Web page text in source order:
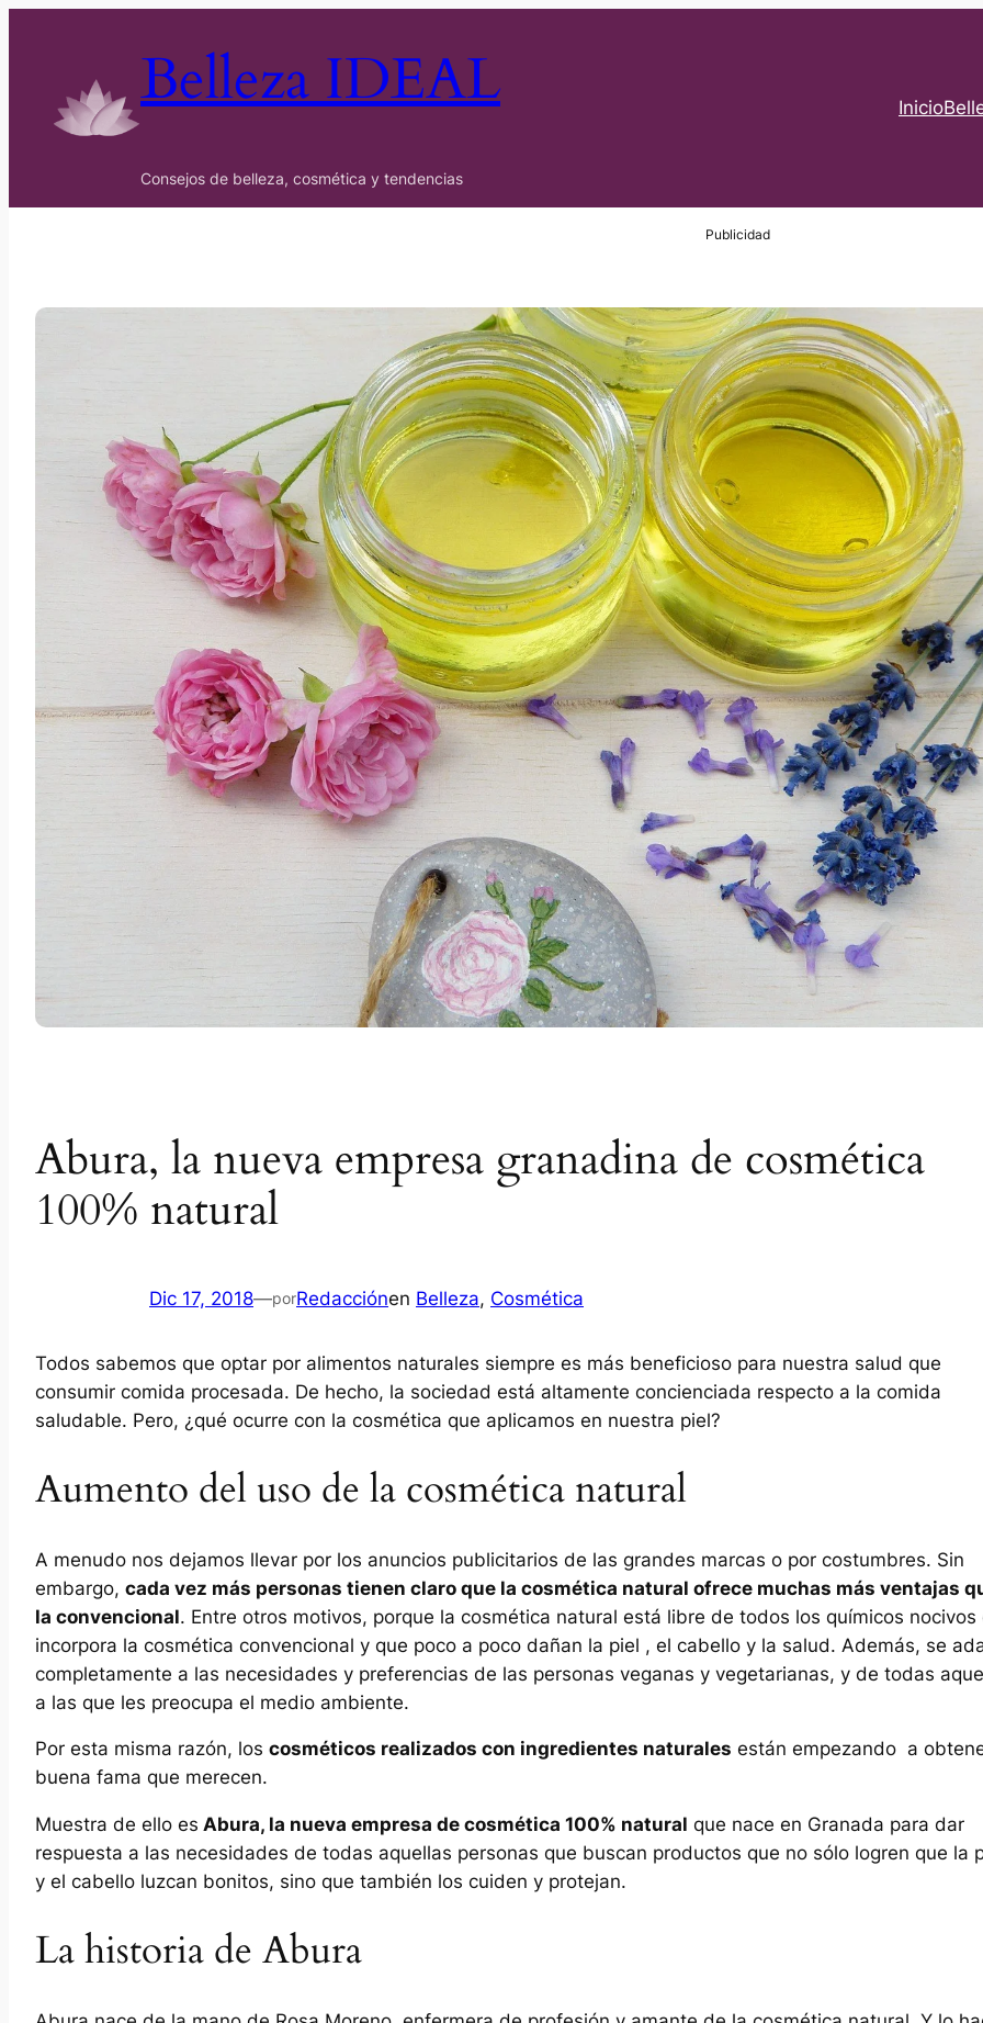
Belleza IDEAL
Consejos de belleza, cosmética y tendencias
Inicio
Abura, la nueva empresa granadina de cosmética
100% natural
Dic 17, 2018—porRedacciónen Belleza, Cosmética
Todos sabemos que optar por alimentos naturales siempre es más beneficioso para nuestra salud que
consumir comida procesada. De hecho, la sociedad está altamente concienciada respecto a la comida
saludable. Pero, ¿qué ocurre con la cosmética que aplicamos en nuestra piel?
Aumento del uso de la cosmética natural
A menudo nos dejamos llevar por los anuncios publicitarios de las grandes marcas o por costumbres. Sin
embargo, cada vez más personas tienen claro que la cosmética natural ofrece muchas más ventajas
la convencional. Entre otros motivos, porque la cosmética natural está libre de todos los químicos nocivos
incorpora la cosmética convencional y que poco a poco dañan la piel , el cabello y la salud. Además, se
completamente a las necesidades y preferencias de las personas veganas y vegetarianas, y de todas
a las que les preocupa el medio ambiente.
Por esta misma razón, los cosméticos realizados con ingredientes naturales están empezando a
buena fama que merecen.
Muestra de ello es Abura, la nueva empresa de cosmética 100% natural que nace en Granada para dar
respuesta a las necesidades de todas aquellas personas que buscan productos que no sólo logren que la
y el cabello luzcan bonitos, sino que también los cuiden y protejan.
La historia de Abura